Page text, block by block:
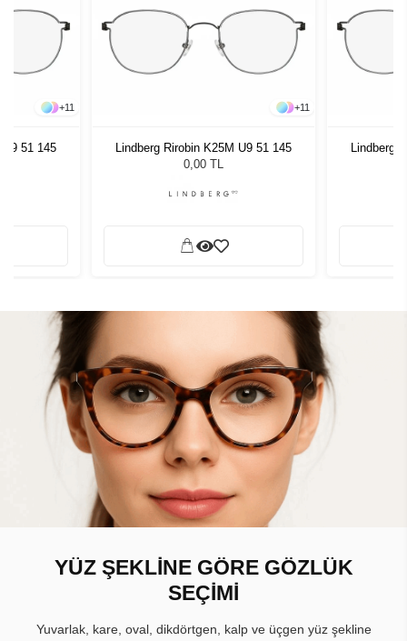
+11
51 145
+11
Lindberg Rirobin K25M U9 51 145
0,00 TL
Lindberg
YÜZ ŞEKLİNE GÖRE GÖZLÜK
SEÇİMİ
Yuvarlak, kare, oval, dikdörtgen, kalp ve üçgen yüz şekline